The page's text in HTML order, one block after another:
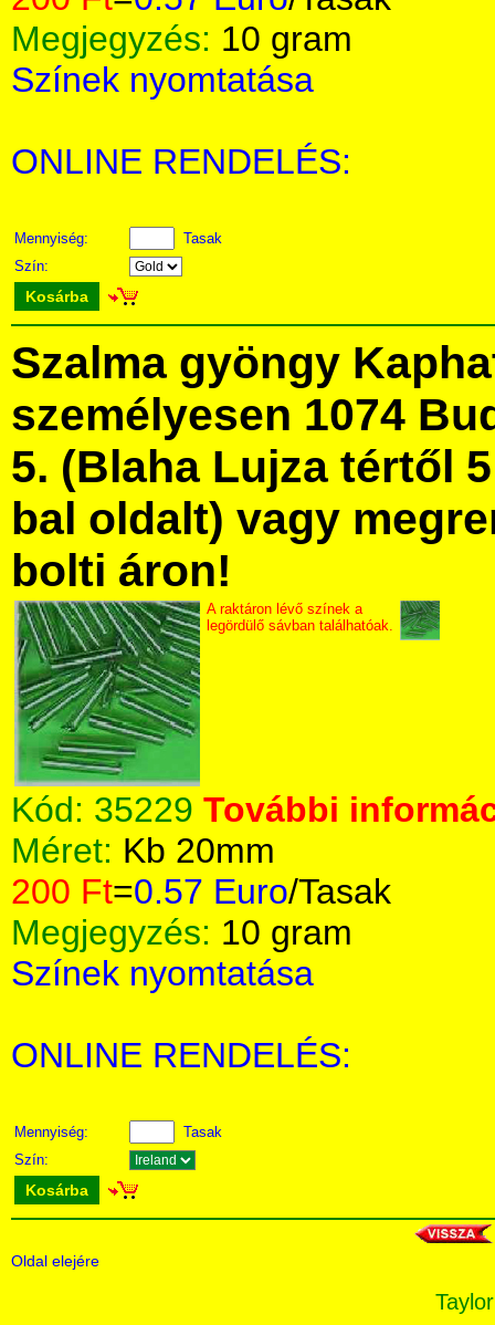
Megjegyzés: 10 gram
Színek nyomtatása
ONLINE RENDELÉS:
Mennyiség:
Tasak
Szín:
Kosárba
Szalma gyöngy
személyesen 1074
5. (Blaha Lujza tértől
bal oldalt) vagy
bolti áron!
A raktáron lévő színek a
legördülő sávban találhatóak.
Kód: 35229 További
Méret: Kb 20mm
200 Ft=0.57 Euro/Tasak
Megjegyzés: 10 gram
Színek nyomtatása
ONLINE RENDELÉS:
Mennyiség:
Tasak
Szín:
Kosárba
Oldal elejére